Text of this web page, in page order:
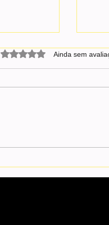
Avaliado com 0 de 5
Ainda sem